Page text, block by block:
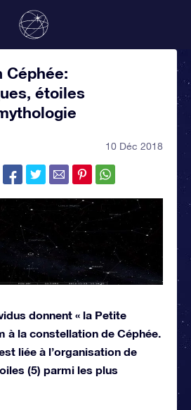
Céphée:
étoiles
10 Déc 2018
donnent « la Petite
à la constellation de Céphée.
liée à l’organisation de
(5) parmi les plus